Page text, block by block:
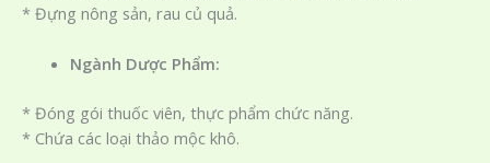
* Đựng nông sản, rau củ quả.
Ngành Dược Phẩm:
* Đóng gói thuốc viên, thực phẩm chức năng.
* Chứa các loại thảo mộc khô.